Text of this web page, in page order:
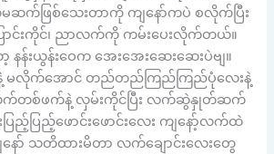
ဆက်ဖြစ်သေးတာကို ကျနော်ကပဲ စလိုက်ပြီး
င်းကိုင်၊ ညာလက်ကို ကမ်းပေးလိုက်တယ်။
န်းယွန်းဝေက အေးအေးဆေးဆေးပဲဗျ။
လိုက်အောင် တည်တည်ကြည်ကြည်ပုံလေးနဲ့
တစ်ဖက်နဲ့ လှမ်းကိုင်ပြီး လက်ဆွဲနှုတ်ဆက်
ြည့်ပြည့်ဖောင်းဖောင်းလေး ကျနော့်လက်ထဲ
နော် သတိထားမိတာ လက်ချောင်းလေးတွေ